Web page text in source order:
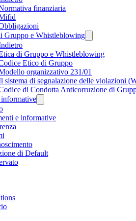
finanziaria
Gruppo e Whistleblowing
di Gruppo e Whistleblowing
Etico di Gruppo
organizzativo 231/01
sistema di segnalazione delle violazioni
di Condotta Anticorruzione di
e informative
di Default